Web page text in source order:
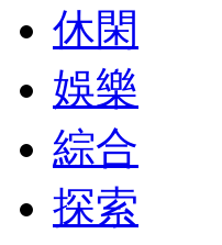
休閑
娛樂
綜合
探索